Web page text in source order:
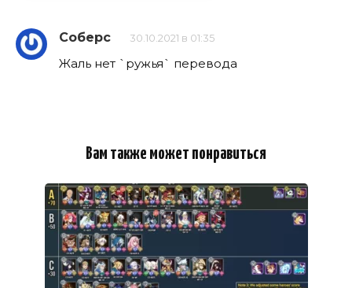
Соберс 30.10.2021 в 01:35
Жаль нет `ружья` перевода
Вам также может понравиться